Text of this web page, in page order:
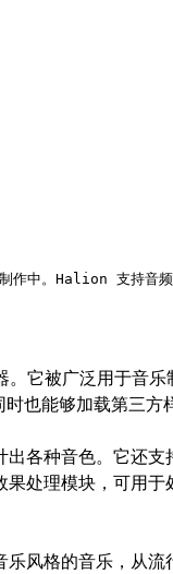
它被广泛用于音乐
也能够加载第三方
各种音色。它还
处理模块，可用
风格的音乐，从